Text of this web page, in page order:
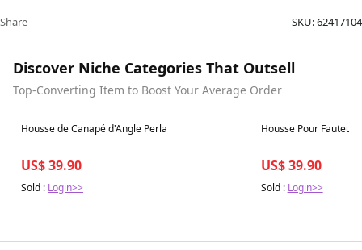
Share SKU:62417104
Discover Niche Categories That Outsell
Top-Converting Item to Boost Your Average Order
Best in 7 days
Housse de Canapé d'Angle Perla
US$ 39.90
Sold : Login>>
Best in 7 days
Housse Pour Fauteuil
US$ 39.90
Sold : Login>>